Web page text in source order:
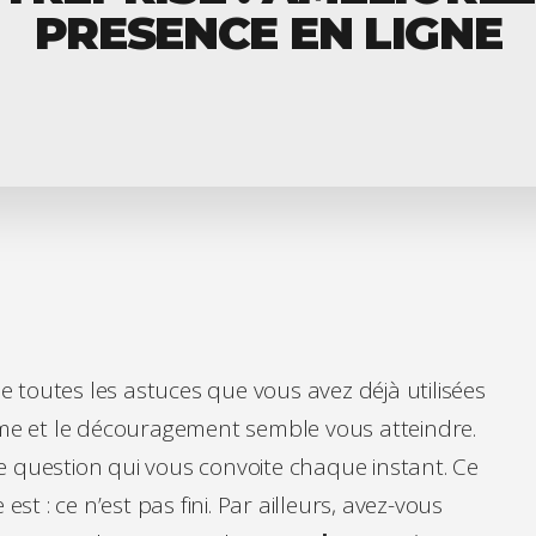
PRESENCE EN LIGNE
toutes les astuces que vous avez déjà utilisées
et le découragement semble vous atteindre.
qui vous convoite chaque instant. Ce
: ce n’est pas fini. Par ailleurs, avez-vous